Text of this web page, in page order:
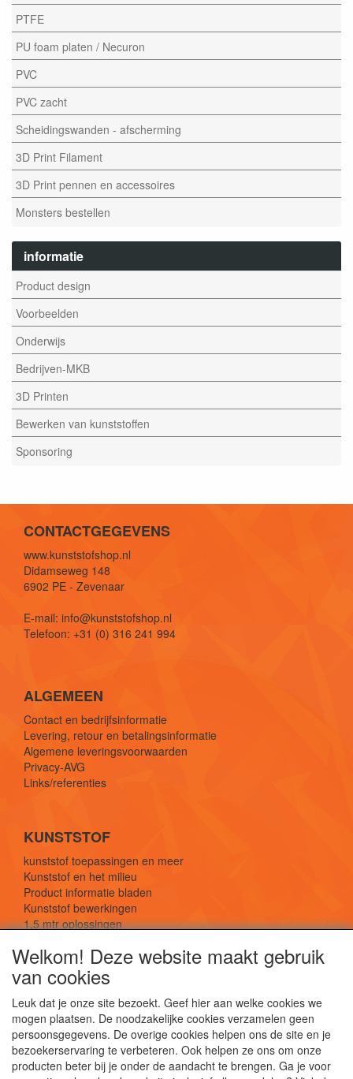
PTFE
PU foam platen / Necuron
PVC
PVC zacht
Scheidingswanden - afscherming
3D Print Filament
3D Print pennen en accessoires
Monsters bestellen
informatie
Product design
Voorbeelden
Onderwijs
Bedrijven-MKB
3D Printen
Bewerken van kunststoffen
Sponsoring
CONTACTGEGEVENS
www.kunststofshop.nl
Didamseweg 148
6902 PE - Zevenaar
E-mail: info@kunststofshop.nl
Telefoon: +31 (0) 316 241 994
ALGEMEEN
Contact en bedrijfsinformatie
Levering, retour en betalingsinformatie
Algemene leveringsvoorwaarden
Privacy-AVG
Links/referenties
KUNSTSTOF
kunststof toepassingen en meer
Kunststof en het milieu
Product informatie bladen
Kunststof bewerkingen
1,5 mtr oplossingen
SOCIALE MEDIA
Welkom! Deze website maakt gebruik
van cookies
Leuk dat je onze site bezoekt. Geef hier aan welke cookies we
mogen plaatsen. De noodzakelijke cookies verzamelen geen
persoonsgegevens. De overige cookies helpen ons de site en je
bezoekerservaring te verbeteren. Ook helpen ze ons om onze
producten beter bij je onder de aandacht te brengen. Ga je voor